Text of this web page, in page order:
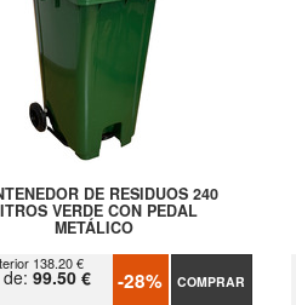
DE RESIDUOS 240
VERDE CON PEDAL
METÁLICO
138.20 €
99.50 € -28% COMPRAR